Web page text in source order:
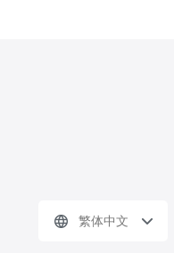
繁体中文